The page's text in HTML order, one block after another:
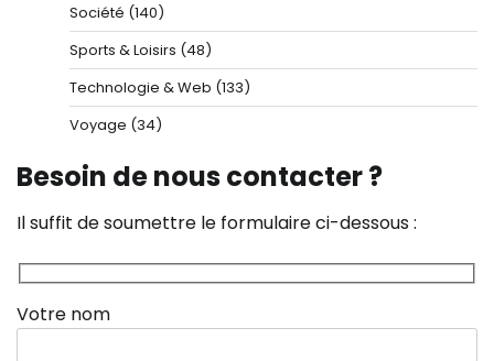
Société (140)
Sports & Loisirs (48)
Technologie & Web (133)
Voyage (34)
Besoin de nous contacter ?
Il suffit de soumettre le formulaire ci-dessous :
Votre nom